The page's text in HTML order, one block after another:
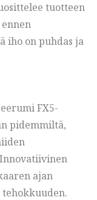
tuotteen
iho on puhdas ja
FX5-
pidemmiltä,
ajan